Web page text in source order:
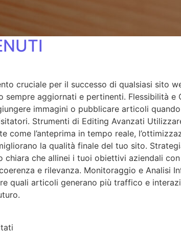
cruciale per il successo di qualsiasi sito
sempre aggiornati e pertinenti. Flessibilità
immagini o pubblicare articoli
Strumenti di Editing Avanzati
come l’anteprima in tempo reale,
la qualità finale del tuo sito.
chiara che allinei i tuoi obiettivi aziendali
e rilevanza. Monitoraggio e Analisi
quali articoli generano più traffico e